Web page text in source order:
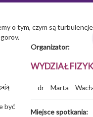
o tym, czym są
być
Organizator:
WYDZIAŁ
dr Marta
Miejsce spotkania: